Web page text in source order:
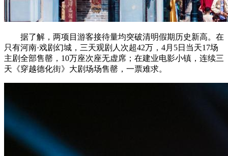
据了解，两项目游客接待量均突破清明假期历史新高。在
只有河南·戏剧幻城，三天观剧人次超42万，4月5日当天17场
主剧全部售罄，10万座次座无虚席；在建业电影小镇，连续三
天《穿越德化街》大剧场场售罄，一票难求。